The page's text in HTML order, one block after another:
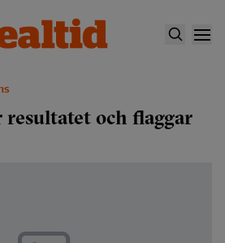
resultatet och flaggar